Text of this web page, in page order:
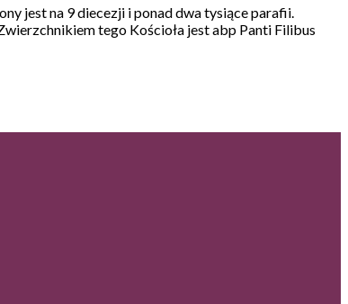
jest na 9 diecezji i ponad dwa tysiące parafii.
tego Kościoła jest abp Panti Filibus